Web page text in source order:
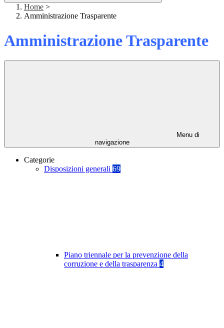
Home >
Amministrazione Trasparente
Amministrazione Trasparente
Menu di
navigazione
Categorie
Disposizioni generali 69
Piano triennale per la prevenzione della
corruzione e della trasparenza 4